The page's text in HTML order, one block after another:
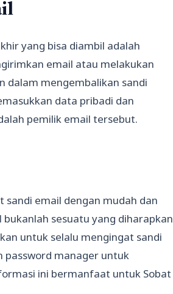
yang bisa diambil adalah
email atau melakukan
dalam mengembalikan sandi
data pribadi dan
pemilik email tersebut.
email dengan mudah dan
sesuatu yang diharapkan
untuk selalu mengingat sandi
password manager untuk
ini bermanfaat untuk Sobat